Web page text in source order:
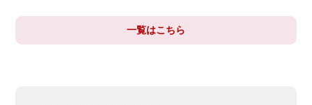
一覧はこちら